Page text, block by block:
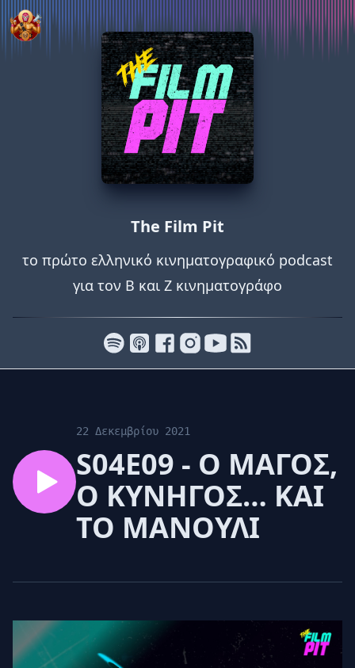
The Film Pit
το πρώτο ελληνικό κινηματογραφικό podcast
για τον Β και Ζ κινηματογράφο
Που μας βρίσκεις
S04E09 - Ο ΜΑΓΟΣ,
Ο ΚΥΝΗΓΟΣ… ΚΑΙ
ΤΟ ΜΑΝΟΥΛΙ
22 Δεκεμβρίου 2021